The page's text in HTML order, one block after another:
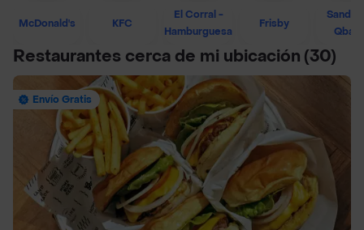
McDonald's KFC
El Corral -
Hamburguesa
Frisby
Restaurantes cerca de mi ubicación (30)
Envío Gratis